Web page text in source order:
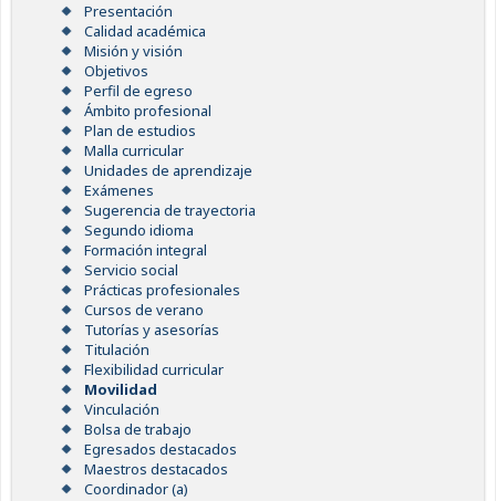
Presentación
Calidad académica
Misión y visión
Objetivos
Perfil de egreso
Ámbito profesional
Plan de estudios
Malla curricular
Unidades de aprendizaje
Exámenes
Sugerencia de trayectoria
Segundo idioma
Formación integral
Servicio social
Prácticas profesionales
Cursos de verano
Tutorías y asesorías
Titulación
Flexibilidad curricular
Movilidad
Vinculación
Bolsa de trabajo
Egresados destacados
Maestros destacados
Coordinador (a)